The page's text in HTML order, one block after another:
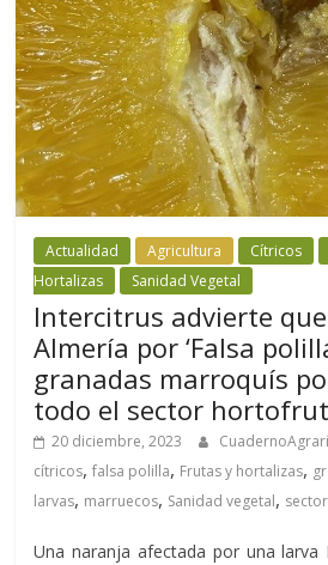
Actualidad Agricultura Cítricos
Hortalizas
Sanidad Vegetal
Intercitrus advierte
Almería por ‘Falsa
granadas marroquís
todo el sector
20 diciembre, 2023
cítricos,falsa polilla, Frutas y hortalizas,
larvas, marruecos, Sanidad vegetal,
Una naranja afectada por una